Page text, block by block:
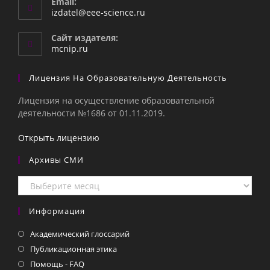
izdatel@eee-science.ru
Сайт издателя:
mcnip.ru
Лицензия На Образовательную Деятельность
Лицензия на осуществление образовательной
деятельности №1686 от 01.11.2019.
Открыть лицензию
Архивы СМИ
Архивы
СМИ
Информация
Академический глоссарий
Публикационная этика
Помощь - FAQ